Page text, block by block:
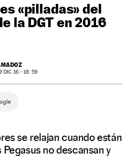
«pilladas» del
la DGT en 2016
DIC 16 - 18: 59
se relajan cuando están
no descansan y